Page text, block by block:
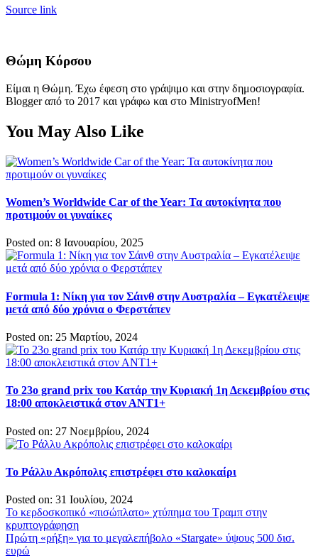
Source link
Θώμη Κόρσου
Είμαι η Θώμη. Έχω έφεση στο γράψιμο και στην δημοσιογραφία.
Blogger από το 2017 και γράφω και στο MinistryofMen!
You May Also Like
Women’s Worldwide Car of the Year: Τα αυτοκίνητα που
προτιμούν οι γυναίκες
Posted on: 8 Ιανουαρίου, 2025
Formula 1: Νίκη για τον Σάινθ στην Αυστραλία – Εγκατέλειψε
μετά από δύο χρόνια ο Φερστάπεν
Posted on: 25 Μαρτίου, 2024
Το 23ο grand prix του Κατάρ την Κυριακή 1η Δεκεμβρίου στις
18:00 αποκλειστικά στον ΑΝΤ1+
Posted on: 27 Νοεμβρίου, 2024
Το Ράλλυ Ακρόπολις επιστρέφει στο καλοκαίρι
Posted on: 31 Ιουλίου, 2024
Πλοήγηση
άρθρων
Το κερδοσκοπικό «πισώπλατο» χτύπημα του Τραμπ στην
κρυπτογράφηση
Πρώτη «ρήξη» για το μεγαλεπήβολο «Stargate» ύψους 500 δισ.
ευρώ